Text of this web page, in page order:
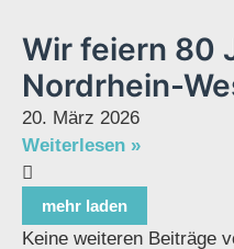
Wir feiern 80
Nordrhein-
20. März 2026
Weiterlesen »
mehr laden
Keine weiteren Beiträge